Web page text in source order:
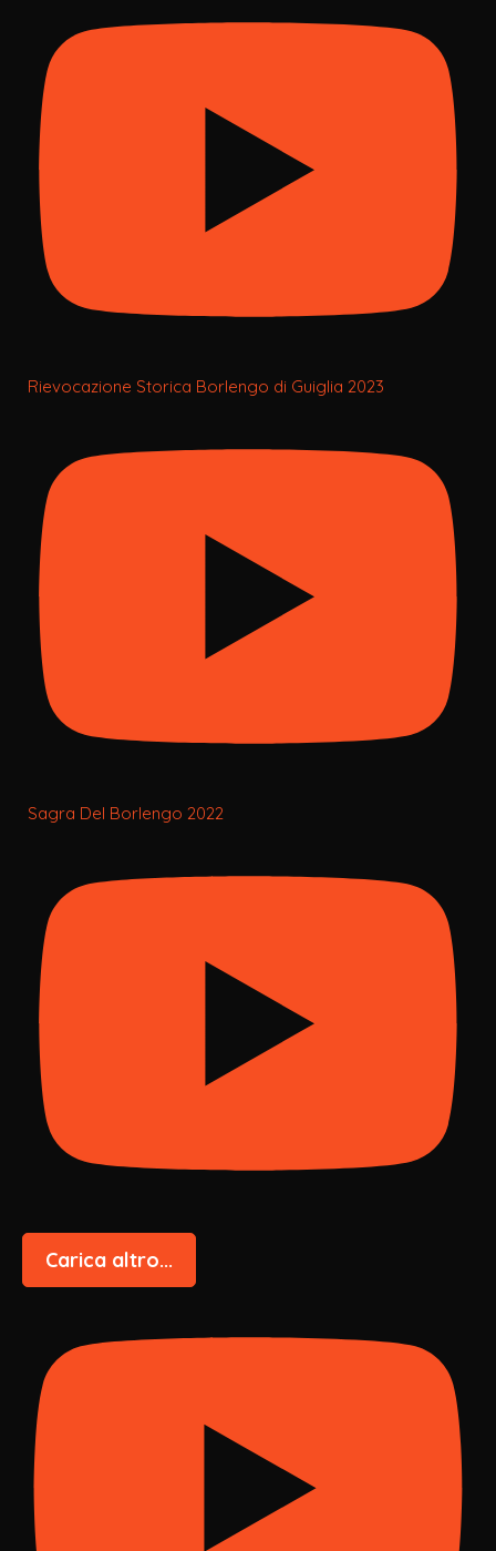
Rievocazione Storica Borlengo di Guiglia 2023
Sagra Del Borlengo 2022
Carica altro...